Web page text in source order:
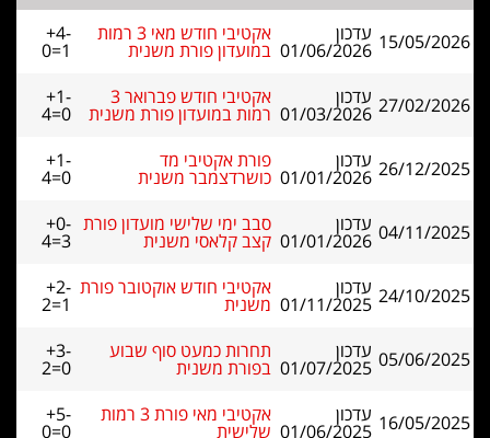
15/05/2026 עדכון
01/06/2026
אקטיבי חודש מאי 3 רמות
במועדון פורת משנית
+4-
0=1
27/02/2026 עדכון
01/03/2026
אקטיבי חודש פברואר 3
רמות במועדון פורת משנית
+1-
4=0
26/12/2025 עדכון
01/01/2026
פורת אקטיבי מד
כושרדצמבר משנית
+1-
4=0
04/11/2025 עדכון
01/01/2026
סבב ימי שלישי מועדון פורת
קצב קלאסי משנית
+0-
4=3
24/10/2025 עדכון
01/11/2025
אקטיבי חודש אוקטובר פורת
משנית
+2-
2=1
05/06/2025 עדכון
01/07/2025
תחרות כמעט סוף שבוע
בפורת משנית
+3-
2=0
16/05/2025 עדכון
01/06/2025
אקטיבי מאי פורת 3 רמות
שלישית
+5-
0=0